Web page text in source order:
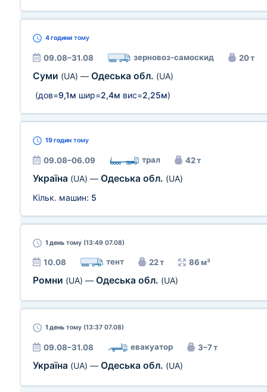
4 години тому
09.08–31.08 зерновоз-самоскид 20 т
Суми (UA) — Одеська обл. (UA)
(дов=9,1м шир=2,4м вис=2,25м)
19 годин тому
09.08–06.09 трал 42 т
Україна (UA) — Одеська обл. (UA)
Кільк. машин: 5
1 день тому (13:49 07.08)
10.08 тент 22 т 86 м³
Ромни (UA) — Одеська обл. (UA)
1 день тому (13:37 07.08)
09.08–31.08 евакуатор 3–7 т
Україна (UA) — Одеська обл. (UA)